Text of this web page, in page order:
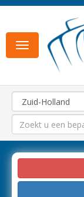
Toggle
navigation